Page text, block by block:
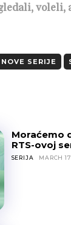
voleli,
NOVE SERIJE
Moraćemo
RTS-ovoj
SERIJA MARCH